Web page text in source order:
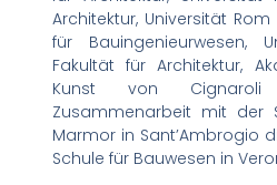
Architektur, Universität
für Bauingenieurwesen,
Fakultät für Architektur,
Kunst von
Zusammenarbeit mit der
Marmor in Sant’Ambrogio
Schule für Bauwesen in